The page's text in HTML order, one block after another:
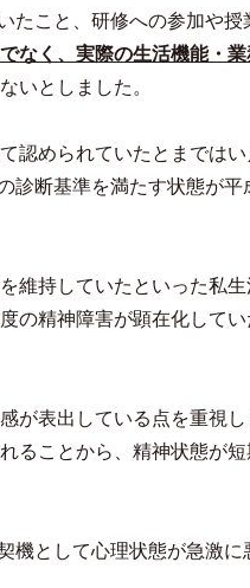
たこと、研修への参加や
なく、実際の生活機能・
いとしました。
認められていたとまでは
診断基準を満たす状態が平
維持していたといった私
の精神障害が顕在化して
が表出している点を重視
ることから、精神状態が
機として心理状態が急激